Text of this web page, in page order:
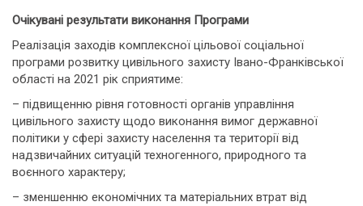
Очікувані результати виконання Програми
Реалізація заходів комплексної цільової соціальної
програми розвитку цивільного захисту Івано-Франківської
області на 2021 рік сприятиме:
– підвищенню рівня готовності органів управління
цивільного захисту щодо виконання вимог державної
політики у сфері захисту населення та території від
надзвичайних ситуацій техногенного, природного та
воєнного характеру;
– зменшенню економічних та матеріальних втрат від